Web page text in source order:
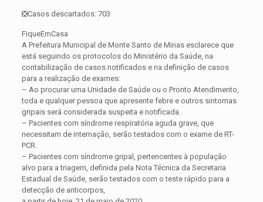
❎Casos descartados: 703
FiqueEmCasa
A Prefeitura Municipal de Monte Santo de Minas esclarece que
está seguindo os protocolos do Ministério da Saúde, na
contabilização de casos notificados e na definição de casos
para a realização de exames:
– Ao procurar uma Unidade de Saúde ou o Pronto Atendimento,
toda e qualquer pessoa que apresente febre e outros sintomas
gripais será considerada suspeita e notificada.
– Pacientes com síndrome respiratória aguda grave, que
necessitam de internação, serão testados com o exame de RT-
PCR.
– Pacientes com síndrome gripal, pertencentes à população
alvo para a triagem, definida pela Nota Técnica da Secretaria
Estadual de Saúde, serão testados com o teste rápido para a
detecção de anticorpos,